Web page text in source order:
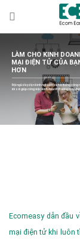
LÀM CHO KINH
MẠI ĐIỆN TỬ CỦA
HƠN
Đội ngũ dày dặn kinh nghiệm và hệ thống công
tôi sẽ giúp công việc kinh doanh thương mại
Ecomeasy dẫn đầu
mại điện tử khi luôn